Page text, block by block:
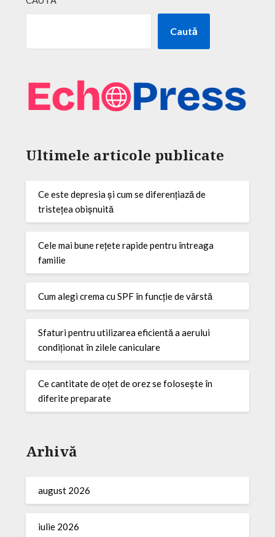
Caută
Ultimele articole publicate
Ce este depresia și cum se diferențiază de
tristețea obișnuită
Cele mai bune rețete rapide pentru întreaga
familie
Cum alegi crema cu SPF în funcție de vârstă
Sfaturi pentru utilizarea eficientă a aerului
condiționat în zilele caniculare
Ce cantitate de oțet de orez se folosește în
diferite preparate
Arhivă
august 2026
iulie 2026